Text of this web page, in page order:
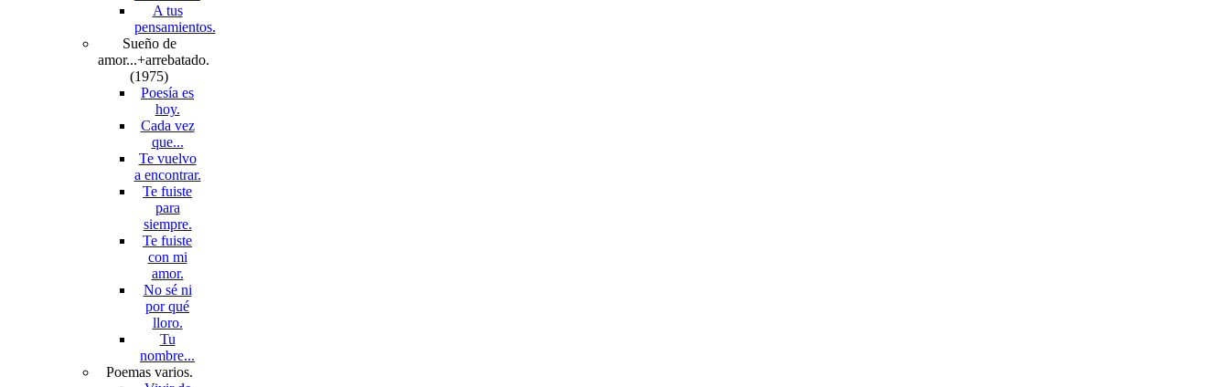
A tus
pensamientos.
Sueño de
amor...+arrebatado.
(1975)
Poesía es
hoy.
Cada vez
que...
Te vuelvo
a encontrar.
Te fuiste
para
siempre.
Te fuiste
con mi
amor.
No sé ni
por qué
lloro.
Tu
nombre...
Poemas varios.